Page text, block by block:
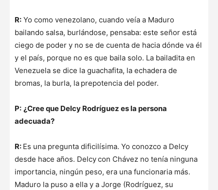
R: Yo como venezolano, cuando veía a Maduro
bailando salsa, burlándose, pensaba: este señor está
ciego de poder y no se de cuenta de hacia dónde va él
y el país, porque no es que baila solo. La bailadita en
Venezuela se dice la guachafita, la echadera de
bromas, la burla, la prepotencia del poder.
P: ¿Cree que Delcy Rodríguez es la persona
adecuada?
R: Es una pregunta dificilísima. Yo conozco a Delcy
desde hace años. Delcycon Chávez no tenía ninguna
importancia, ningún peso, era una funcionaria más.
Maduro la puso a ella y a Jorge (Rodríguez, su